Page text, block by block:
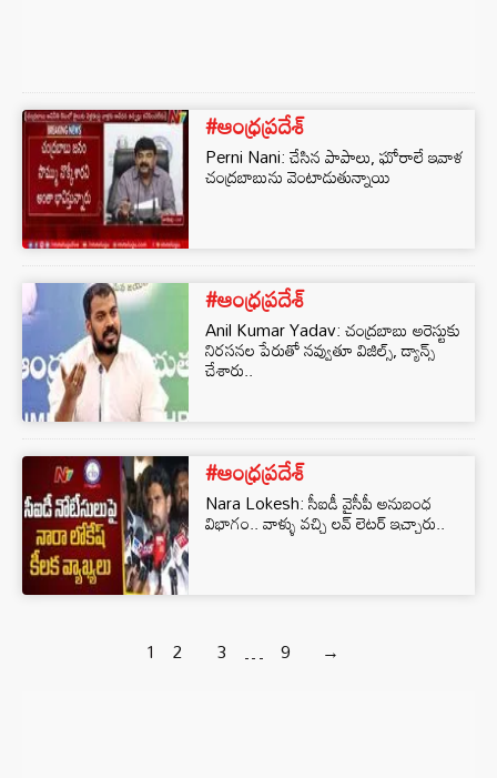
#ఆంధ్రప్రదేశ్
Perni Nani: చేసిన పాపాలు, ఘోరాలే ఇవాళ
చంద్రబాబును వెంటాడుతున్నాయి
#ఆంధ్రప్రదేశ్
Anil Kumar Yadav: చంద్రబాబు అరెస్టుకు
నిరసనల పేరుతో నవ్వుతూ విజిల్స్, డ్యాన్స్
చేశారు..
#ఆంధ్రప్రదేశ్
Nara Lokesh: సీఐడీ వైసీపీ అనుబంధ
విభాగం.. వాళ్ళు వచ్చి లవ్ లెటర్ ఇచ్చారు..
1 2 3 … 9 →